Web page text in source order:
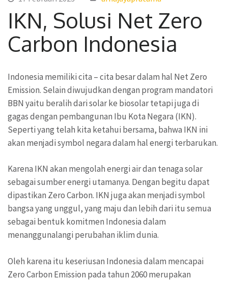
IKN, Solusi Net Zero
Carbon Indonesia
Indonesia memiliki cita – cita besar dalam hal Net Zero
Emission. Selain diwujudkan dengan program mandatori
BBN yaitu beralih dari solar ke biosolar tetapi juga di
gagas dengan pembangunan Ibu Kota Negara (IKN).
Seperti yang telah kita ketahui bersama, bahwa IKN ini
akan menjadi symbol negara dalam hal energi terbarukan.
Karena IKN akan mengolah energi air dan tenaga solar
sebagai sumber energi utamanya. Dengan begitu dapat
dipastikan Zero Carbon. IKN juga akan menjadi symbol
bangsa yang unggul, yang maju dan lebih dari itu semua
sebagai bentuk komitmen Indonesia dalam
menanggunalangi perubahan iklim dunia.
Oleh karena itu keseriusan Indonesia dalam mencapai
Zero Carbon Emission pada tahun 2060 merupakan